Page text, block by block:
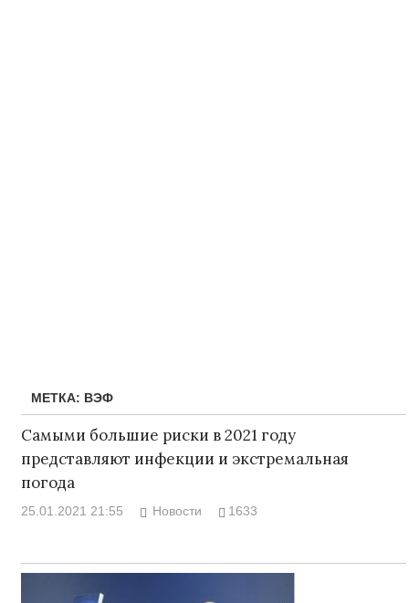
МЕТКА: ВЭФ
Самыми большие риски в 2021 году
представляют инфекции и экстремальная
погода
25.01.2021 21:55 Новости 1633